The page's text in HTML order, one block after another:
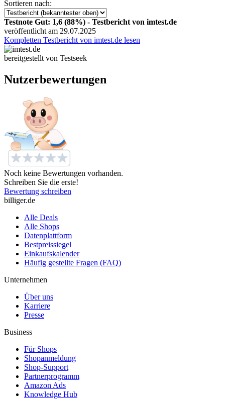
Sortieren nach:
Testnote Gut: 1,6 (88%) - Testbericht von imtest.de
veröffentlicht am 29.07.2025
Kompletten Testbericht von imtest.de lesen
bereitgestellt von Testseek
Nutzerbewertungen
Noch keine Bewertungen vorhanden.
Schreiben Sie die erste!
Bewertung schreiben
billiger.de
Alle Deals
Alle Shops
Datenplattform
Bestpreissiegel
Einkaufskalender
Häufig gestellte Fragen (FAQ)
Unternehmen
Über uns
Karriere
Presse
Business
Für Shops
Shopanmeldung
Shop-Support
Partnerprogramm
Amazon Ads
Knowledge Hub